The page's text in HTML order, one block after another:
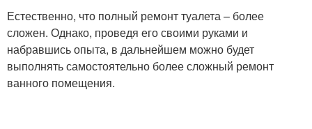
Естественно, что полный ремонт туалета – более
сложен. Однако, проведя его своими руками и
набравшись опыта, в дальнейшем можно будет
выполнять самостоятельно более сложный ремонт
ванного помещения.